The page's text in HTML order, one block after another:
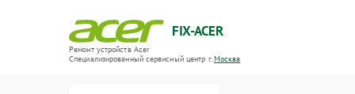
FIX-ACER
Ремонт устройств Acer
Специализированный cервисный центр г.Москва